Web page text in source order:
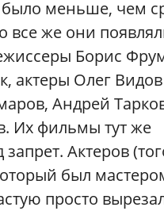
меньше, чем
все же они
Борис
актеры Олег
Андрей
Их фильмы тут же
Актеров
был
просто